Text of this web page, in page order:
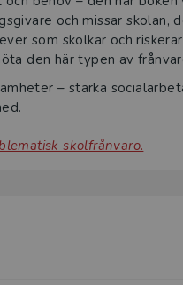
och missar skolan,
som skolkar och
den här typen av
– stärka
skolfrånvaro.